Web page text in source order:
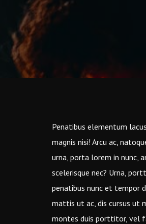
Penatibus elementum
magnis nisi! Arcu ac,
urna, porta lorem in nunc,
scelerisque nec? Urna,
penatibus nunc et tempor
mattis ut ac, dis cursus ut
montes duis porttitor, vel